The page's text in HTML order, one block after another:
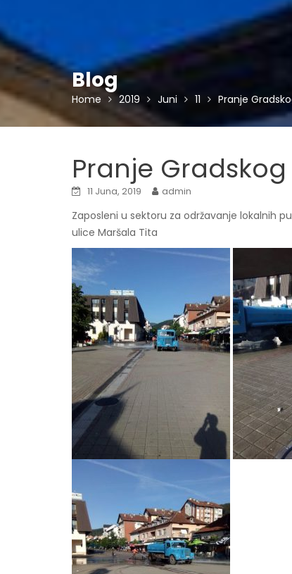
Blog
Home 2019 Juni 11 Pranje
Pranje
11 Juna, 2019 admin
Zaposleni u sektoru za održavanje lokalnih
ulice Maršala Tita